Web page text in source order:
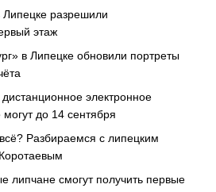
разрешили
этаж
в Липецке обновили портреты
электронное
до 14 сентября
Разбираемся с липецким
липчане смогут получить первые